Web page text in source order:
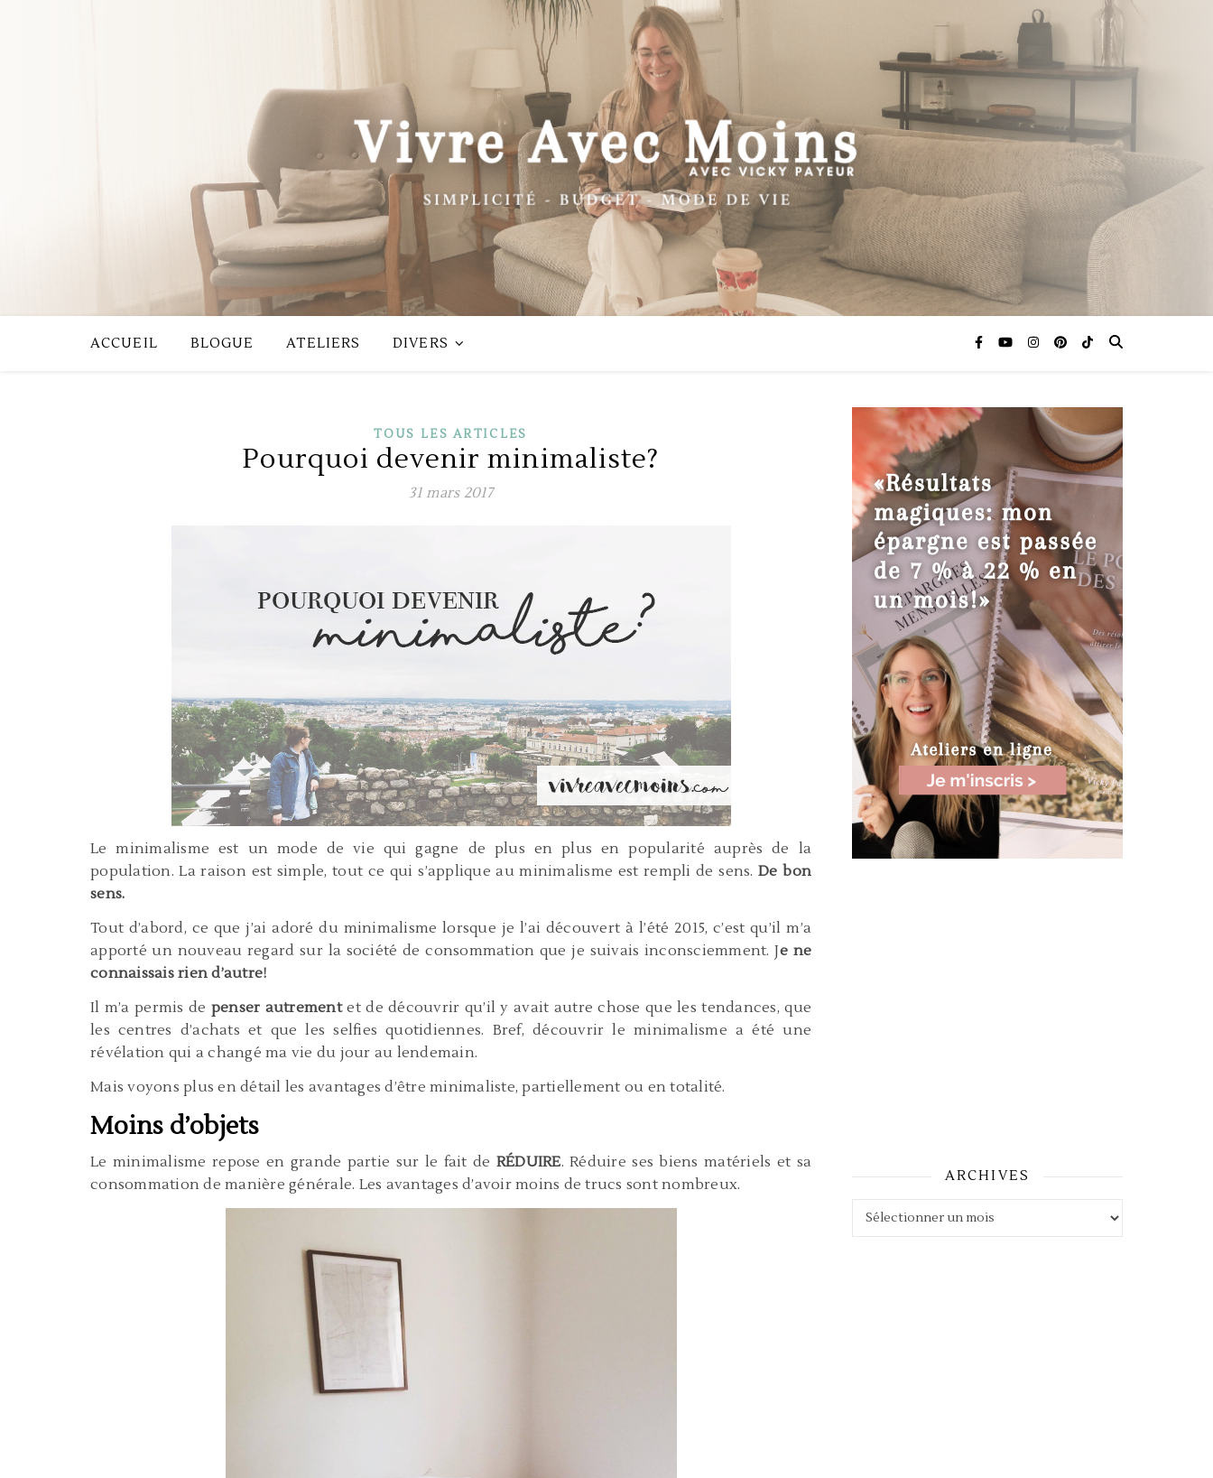
ACCUEIL BLOGUE ATELIERS DIVERS
TOUS LES ARTICLES
Pourquoi devenir minimaliste?
31 mars 2017
Le minimalisme est un mode de vie qui gagne de plus en plus en popularité auprès de la
population. La raison est simple, tout ce qui s’applique au minimalisme est rempli de sens.De bon
sens.
Tout d’abord, ce que j’ai adoré du minimalisme lorsque je l’ai découvert à l’été 2015, c’est qu’il m’a
apporté un nouveau regard sur la société de consommation que je suivais inconsciemment. Je ne
connaissais rien d’autre!
Il m’a permis de penser autrementet de découvrir qu’il y avait autre chose que les tendances, que
les centres d’achats et que les selfies quotidiennes. Bref, découvrir le minimalisme a été une
révélation qui a changé ma vie du jour au lendemain.
Mais voyons plus en détail les avantages d’être minimaliste, partiellement ou en totalité.
Moins d’objets
Le minimalisme repose en grande partie sur le fait de RÉDUIRE. Réduire ses biens matériels et sa
consommation de manière générale. Les avantages d’avoir moins de trucs sont nombreux.
ARCHIVES